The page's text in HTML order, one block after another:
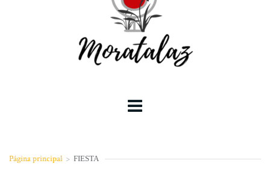
Página principal > FIESTA